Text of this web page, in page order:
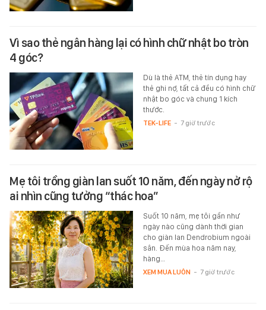
Vì sao thẻ ngân hàng lại có hình chữ nhật bo tròn
4 góc?
Dù là thẻ ATM, thẻ tín dụng hay
thẻ ghi nợ, tất cả đều có hình chữ
nhật bo góc và chung 1 kích
thước.
TEK-LIFE - 7 giờ trước
Mẹ tôi trồng giàn lan suốt 10 năm, đến ngày nở rộ
ai nhìn cũng tưởng “thác hoa”
Suốt 10 năm, mẹ tôi gần như
ngày nào cũng dành thời gian
cho giàn lan Dendrobium ngoài
sân. Đến mùa hoa năm nay,
hàng…
XEM MUA LUÔN - 7 giờ trước